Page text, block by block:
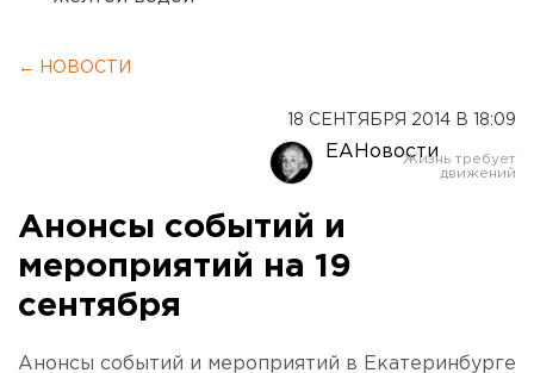
← НОВОСТИ
18 СЕНТЯБРЯ 2014 В 18:09
ЕАНовости
Анонсы событий и
мероприятий на 19
сентября
Анонсы событий и мероприятий в Екатеринбурге